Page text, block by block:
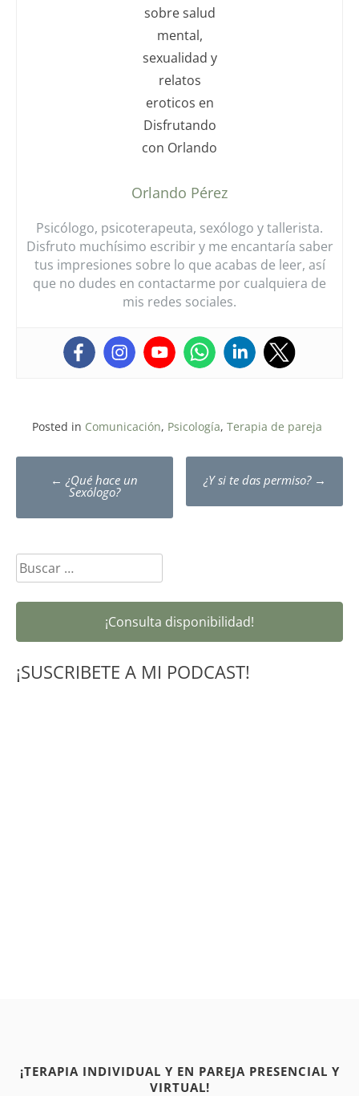
Orlando Pérez
Psicólogo, psicoterapeuta, sexólogo y tallerista.
Disfruto muchísimo escribir y me encantaría saber
tus impresiones sobre lo que acabas de leer, así
que no dudes en contactarme por cualquiera de
mis redes sociales.
Posted in Comunicación, Psicología, Terapia de pareja
Post
navigation
← ¿Qué hace un
Sexólogo?
¿Y si te das permiso? →
Buscar:
¡Consulta disponibilidad!
¡SUSCRIBETE A MI PODCAST!
¡TERAPIA INDIVIDUAL Y EN PAREJA PRESENCIAL Y
VIRTUAL!